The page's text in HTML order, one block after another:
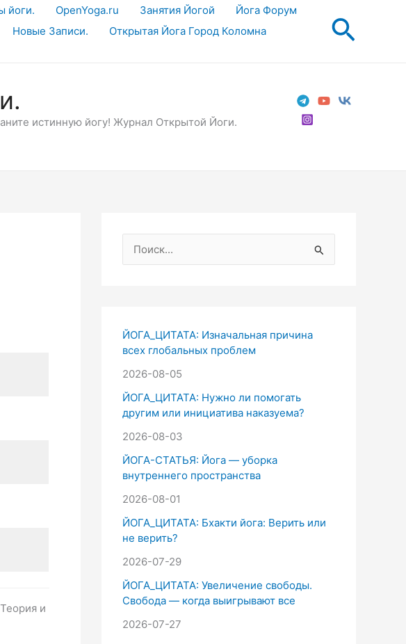
йоги. OpenYoga.ru Занятия Йогой
Йога Форум
Новые Записи.
Открытая Йога Город Коломна
истинную йогу! Журнал Открытой Йоги.
и
о
к
:
ЙОГА_ЦИТАТА: Изначальная причина
всех глобальных проблем
2026-08-05
ЙОГА_ЦИТАТА: Нужно ли помогать
другим или инициатива наказуема?
2026-08-03
ЙОГА-СТАТЬЯ: Йога — уборка
внутреннего пространства
2026-08-01
ЙОГА_ЦИТАТА: Бхакти йога: Верить или
не верить?
2026-07-29
ЙОГА_ЦИТАТА: Увеличение свободы.
Свобода — когда выигрывают все
2026-07-27